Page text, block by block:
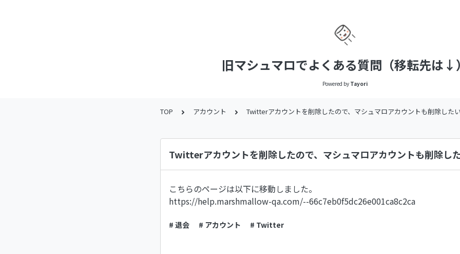
旧マシュマロでよくある質問（移転先は↓）
Powered by Tayori
TOP アカウント Twitterアカウントを削除したので、マシュマロアカウントも削除したい
Twitterアカウントを削除したので、マシュマロアカウントも削除し
こちらのページは以下に移動しました。
https://help.marshmallow-qa.com/--66c7eb0f5dc26e001ca8c2ca
# 退会 # アカウント # Twitter